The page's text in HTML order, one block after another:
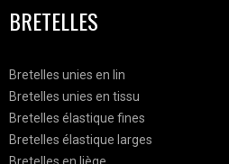
BRETELLES
Bretelles unies en lin
Bretelles unies en tissu
Bretelles élastique fines
Bretelles élastique larges